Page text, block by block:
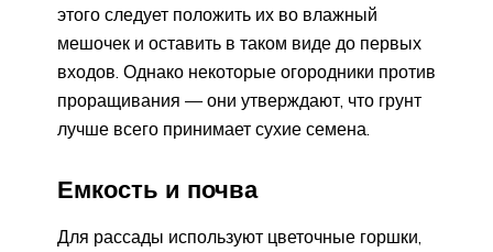
этого следует положить их во влажный
мешочек и оставить в таком виде до первых
входов. Однако некоторые огородники против
проращивания — они утверждают, что грунт
лучше всего принимает сухие семена.
Емкость и почва
Для рассады используют цветочные горшки,